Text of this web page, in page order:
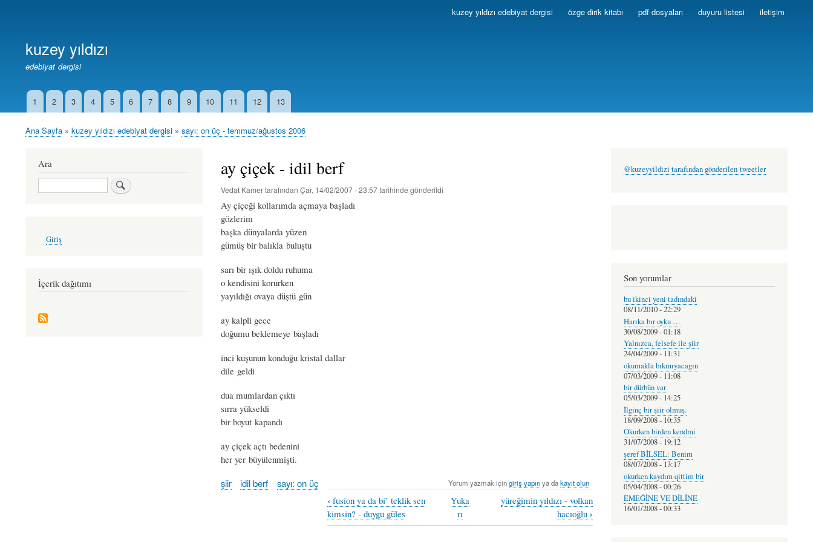
kuzey yıldızı edebiyat dergisi özge dirik kitabı pdf dosyaları duyuru listesi iletişim
kuzey yıldızı
edebiyat dergisi
İkincil1 2 3 4 5 6 7 8 9 10 11 12 13
Sayfa
Ana Sayfa kuzey yıldızı edebiyat dergisi sayı: on üç - temmuz/ağustos 2006
ay çiçek - idil berf
Vedat Kamertarafından Çar, 14/02/2007 - 23:57tarihinde gönderildi
Ay çiçeği kollarımda açmaya başladı
gözlerim
başka dünyalarda yüzen
gümüş bir balıkla buluştu
sarı bir ışık doldu ruhuma
o kendisini korurken
yayıldığı ovaya düştü gün
ay kalpli gece
doğumu beklemeye başladı
inci kuşunun konduğu kristal dallar
dile geldi
dua mumlardan çıktı
sırra yükseldi
bir boyut kapandı
ay çiçek açtı bedenini
her yer büyülenmişti.
şiir idil berf sayı: on üç Yorum yazmak içingiriş yapınya dakayıt olun
‹ fusion ya da bi’ teklik sen
kimsin? - duygu güles
Yuka
rı
yüreğimin yıldızı - volkan
hacıoğlu ›
Ara
Ara
account
Giriş
İçerik dağıtımı
@kuzeyyildizi tarafından gönderilen tweetler
Son yorumlar
bu ikinci yeni tadındaki
08/11/2010 - 22:29
Harıka bır oyku …
30/08/2009 - 01:18
Yalnızca, felsefe ile şiir
24/04/2009 - 11:31
okumakla bıkmıyacagın
07/03/2009 - 11:08
bir dürbün var
05/03/2009 - 14:25
İlginç bir şiir olmuş.
18/09/2008 - 10:35
Okurken birden kendmi
31/07/2008 - 19:12
şeref BİLSEL: Benim
08/07/2008 - 13:17
okurken kaydım qittim bir
05/04/2008 - 00:26
EMEĞİNE VE DİLİNE
16/01/2008 - 00:33